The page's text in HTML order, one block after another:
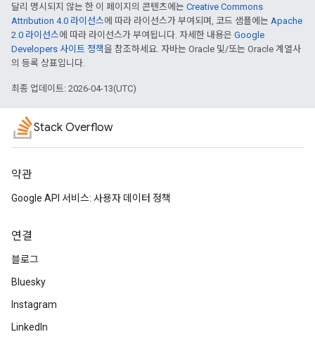
달리 명시되지 않는 한 이 페이지의 콘텐츠에는 Creative Commons
Attribution 4.0 라이선스에 따라 라이선스가 부여되며, 코드 샘플에는 Apache
2.0 라이선스에 따라 라이선스가 부여됩니다. 자세한 내용은 Google
Developers 사이트 정책을 참조하세요. 자바는 Oracle 및/또는 Oracle 계열사
의 등록 상표입니다.
최종 업데이트: 2026-04-13(UTC)
Stack Overflow
약관
Google API 서비스: 사용자 데이터 정책
연결
블로그
Bluesky
Instagram
LinkedIn